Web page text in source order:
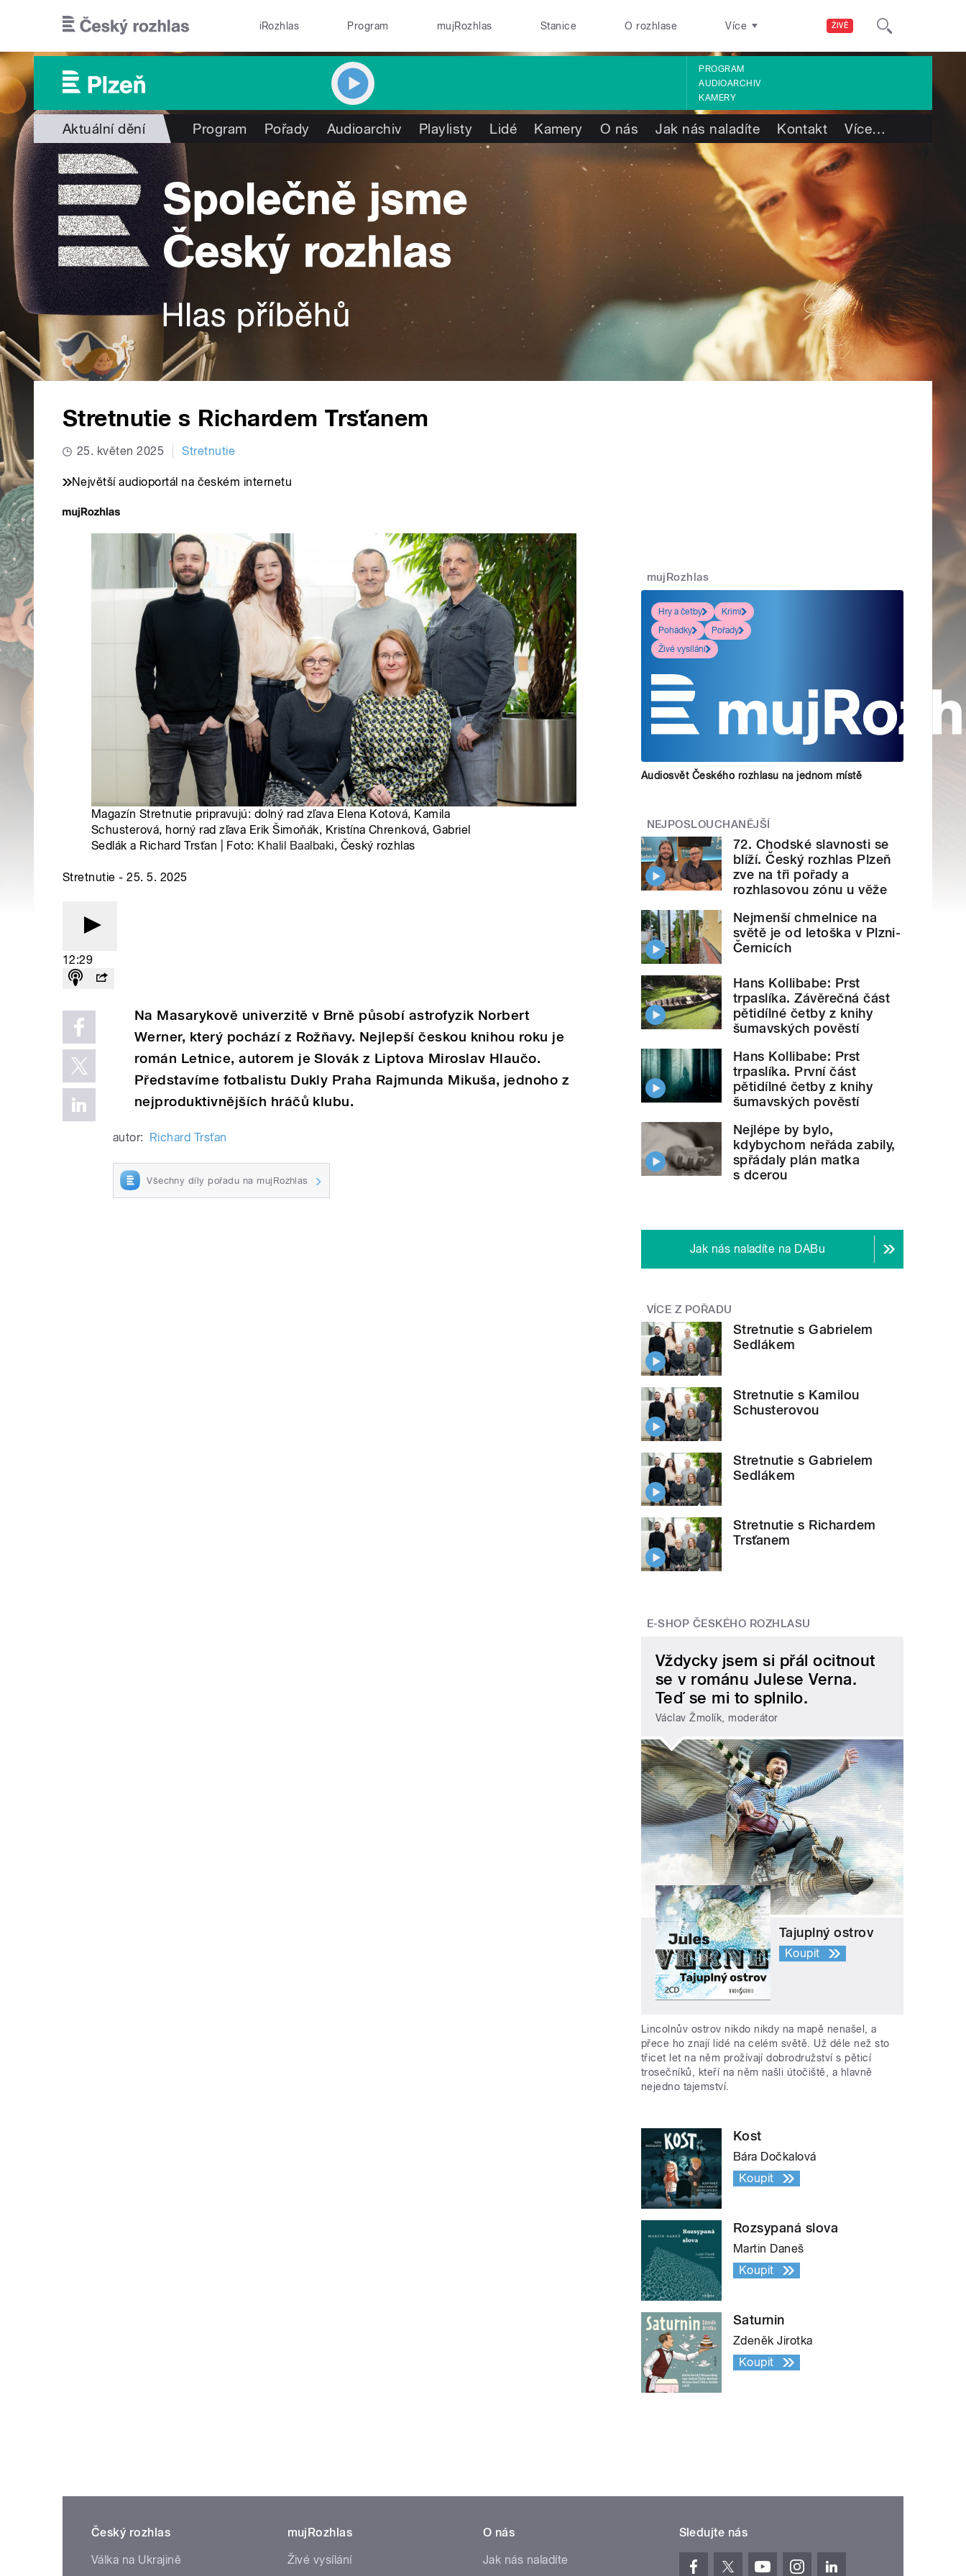
ŽIVĚ
iRozhlas Program mujRozhlas Stanice O rozhlase Více
PROGRAM
AUDIOARCHIV
KAMERY
Aktuální dění Program Pořady Audioarchiv Playlisty Lidé Kamery O nás Jak nás naladíte Kontakt Více…
Stretnutie s Richardem Trsťanem
25. květen 2025 Stretnutie
Největší audioportál na českém internetu
Magazín Stretnutie pripravujú: dolný rad zľava Elena Kotová, Kamila
Schusterová, horný rad zľava Erik Šimoňák, Kristína Chrenková, Gabriel
Sedlák a Richard Trsťan | Foto: Khalil Baalbaki, Český rozhlas
Stretnutie - 25. 5. 2025
12:29
Na Masarykově univerzitě v Brně působí astrofyzik Norbert
Werner, který pochází z Rožňavy. Nejlepší českou knihou roku je
román Letnice, autorem je Slovák z Liptova Miroslav Hlaučo.
Představíme fotbalistu Dukly Praha Rajmunda Mikuša, jednoho z
nejproduktivnějších hráčů klubu.
autor: Richard Trsťan
Všechny díly pořadu na mujRozhlas
mujRozhlas
Hry a četby
Krimi
Pohádky
Pořady
Živé vysílání
Audiosvět Českého rozhlasu na jednom místě
NEJPOSLOUCHANĚJŠÍ
72. Chodské slavnosti se
blíží. Český rozhlas Plzeň
zve na tři pořady a
rozhlasovou zónu u věže
Nejmenší chmelnice na
světě je od letoška v Plzni-
Černicích
Hans Kollibabe: Prst
trpaslíka. Závěrečná část
pětidílné četby z knihy
šumavských pověstí
Hans Kollibabe: Prst
trpaslíka. První část
pětidílné četby z knihy
šumavských pověstí
Nejlépe by bylo,
kdybychom neřáda zabily,
spřádaly plán matka
s dcerou
Jak nás naladíte na DABu
VÍCE Z POŘADU
Stretnutie s Gabrielem
Sedlákem
Stretnutie s Kamilou
Schusterovou
Stretnutie s Gabrielem
Sedlákem
Stretnutie s Richardem
Trsťanem
E-SHOP ČESKÉHO ROZHLASU
Vždycky jsem si přál ocitnout
se v románu Julese Verna.
Teď se mi to splnilo.
Václav Žmolík, moderátor
Tajuplný ostrov
Koupit
Lincolnův ostrov nikdo nikdy na mapě nenašel, a
přece ho znají lidé na celém světě. Už déle než sto
třicet let na něm prožívají dobrodružství s pěticí
trosečníků, kteří na něm našli útočiště, a hlavně
nejedno tajemství.
Kost
Bára Dočkalová
Koupit
Rozsypaná slova
Martin Daneš
Koupit
Saturnin
Zdeněk Jirotka
Koupit
Český rozhlas
Válka na Ukrajině
mujRozhlas
Živé vysílání
O nás
Jak nás naladíte
Sledujte nás